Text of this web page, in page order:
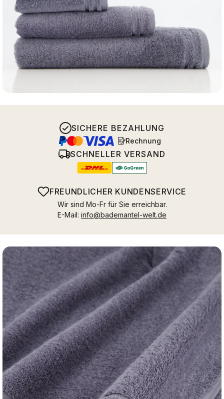
SICHERE BEZAHLUNG
Rechnung
SCHNELLER VERSAND
FREUNDLICHER KUNDENSERVICE
Wir sind Mo-Fr für Sie erreichbar.
E-Mail: info@bademantel-welt.de